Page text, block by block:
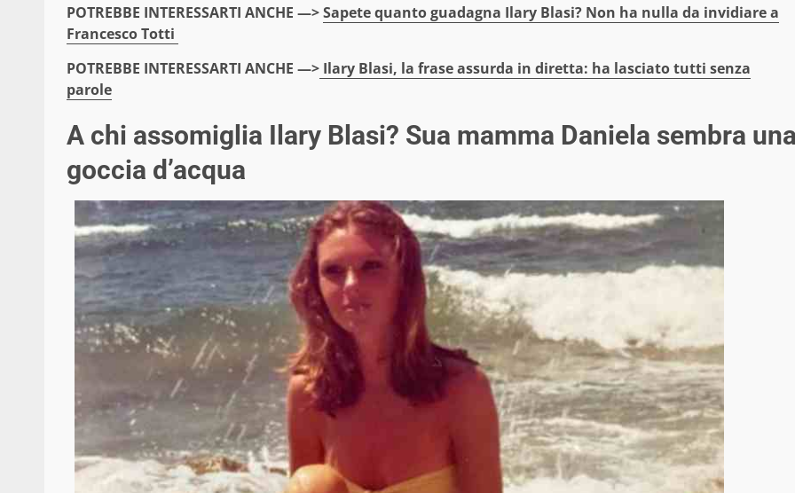
POTREBBE INTERESSARTI ANCHE —>Sapete quanto guadagna Ilary Blasi? Non ha nulla da invidiare a
Francesco Totti
POTREBBE INTERESSARTI ANCHE —> Ilary Blasi, la frase assurda in diretta: ha lasciato tutti senza
parole
A chi assomiglia Ilary Blasi? Sua mamma Daniela sembra
goccia d’acqua